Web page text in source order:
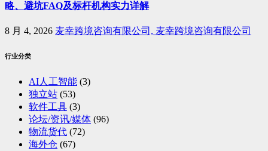
略、避坑FAQ及标杆机构实力详解
8 月 4, 2026 麦幸跨境咨询有限公司, 麦幸跨境咨询有限公司
行业分类
AI人工智能 (3)
独立站 (53)
软件工具 (3)
论坛/资讯/媒体 (96)
物流货代 (72)
海外仓 (67)